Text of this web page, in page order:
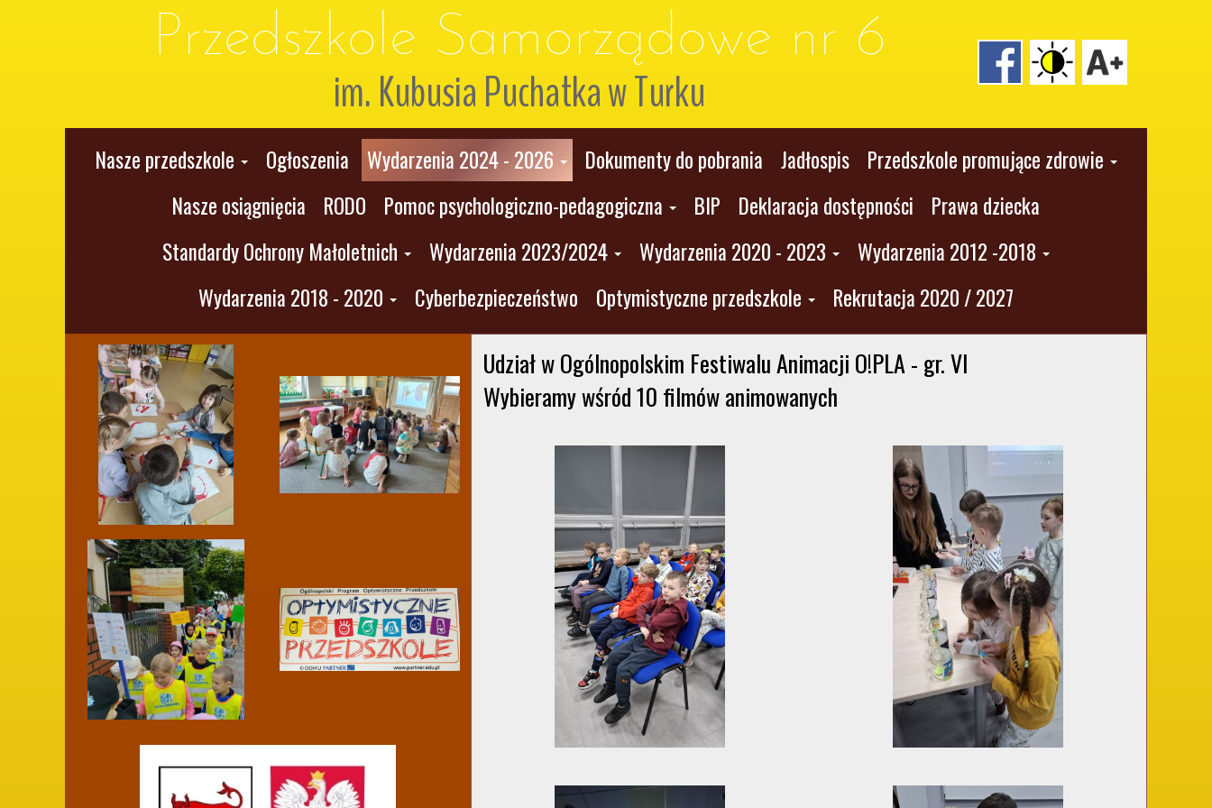
Przedszkole Samorządowe nr 6
im. Kubusia Puchatka w Turku
Nasze przedszkole Ogłoszenia Wydarzenia 2024 - 2026 Dokumenty do pobrania Jadłospis
Przedszkole promujące zdrowie
Nasze osiągnięcia
RODO Pomoc psychologiczno-pedagogiczna BIP Deklaracja dostępności
Prawa dziecka
Standardy Ochrony Małoletnich
Wydarzenia 2023/2024 Wydarzenia 2020 - 2023
Wydarzenia 2012 -2018
Wydarzenia 2018 - 2020
Cyberbezpieczeństwo Optymistyczne przedszkole Rekrutacja 2020 / 2027
Udział w Ogólnopolskim Festiwalu Animacji O!PLA - gr. VI
Wybieramy wśród 10 filmów animowanych